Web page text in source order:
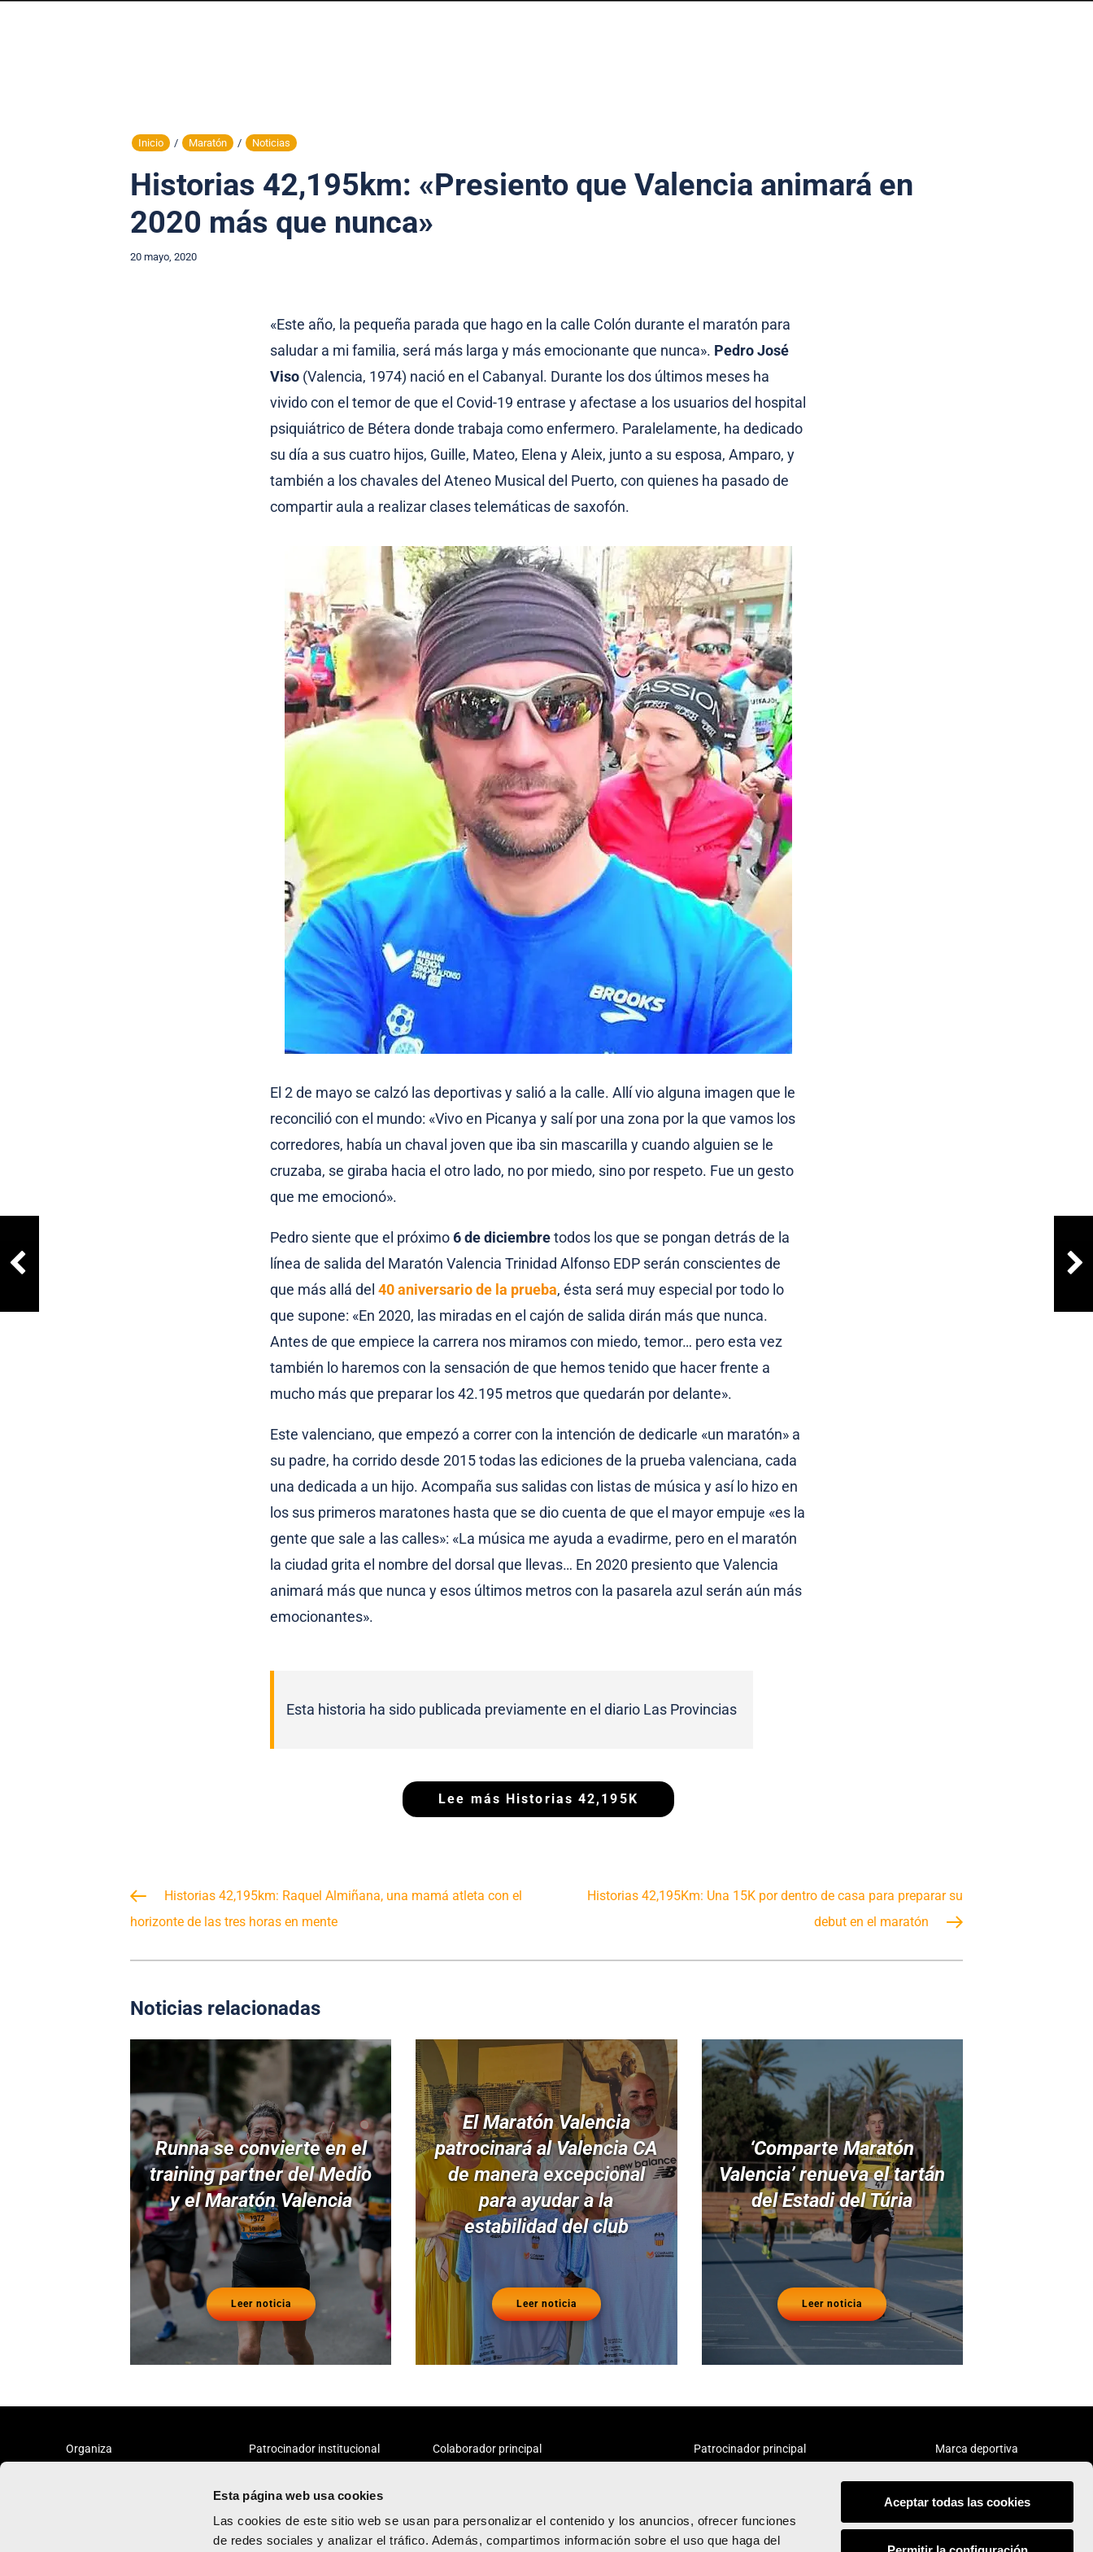
Esta página web usa cookies
Las cookies de este sitio web se usan para personalizar el contenido y los anuncios, ofrecer funciones
de redes sociales y analizar el tráfico. Además, compartimos información sobre el uso que haga del
Aceptar todas las cookies
Inicio / Maratón / Noticias
Historias 42,195km: «Presiento que Valencia animará en
2020 más que nunca»
20 mayo, 2020
«Este año, la pequeña parada que hago en la calle Colón durante el maratón para
saludar a mi familia, será más larga y más emocionante que nunca». Pedro José
Viso (Valencia, 1974) nació en el Cabanyal. Durante los dos últimos meses ha
vivido con el temor de que el Covid-19 entrase y afectase a los usuarios del hospital
psiquiátrico de Bétera donde trabaja como enfermero. Paralelamente, ha dedicado
su día a sus cuatro hijos, Guille, Mateo, Elena y Aleix, junto a su esposa, Amparo, y
también a los chavales del Ateneo Musical del Puerto, con quienes ha pasado de
compartir aula a realizar clases telemáticas de saxofón.
El 2 de mayo se calzó las deportivas y salió a la calle. Allí vio alguna imagen que le
reconcilió con el mundo: «Vivo en Picanya y salí por una zona por la que vamos los
corredores, había un chaval joven que iba sin mascarilla y cuando alguien se le
cruzaba, se giraba hacia el otro lado, no por miedo, sino por respeto. Fue un gesto
que me emocionó».
Pedro siente que el próximo6 de diciembretodos los que se pongan detrás de la
línea de salida del Maratón Valencia Trinidad Alfonso EDP serán conscientes de
que más allá del 40 aniversario de la prueba, ésta será muy especial por todo lo
que supone: «En 2020, las miradas en el cajón de salida dirán más que nunca.
Antes de que empiece la carrera nos miramos con miedo, temor… pero esta vez
también lo haremos con la sensación de que hemos tenido que hacer frente a
mucho más que preparar los 42.195 metros que quedarán por delante».
Este valenciano, que empezó a correr con la intención de dedicarle «un maratón» a
su padre, ha corrido desde 2015 todas las ediciones de la prueba valenciana, cada
una dedicada a un hijo. Acompaña sus salidas con listas de música y así lo hizo en
los sus primeros maratones hasta que se dio cuenta de que el mayor empuje «es la
gente que sale a las calles»: «La música me ayuda a evadirme, pero en el maratón
la ciudad grita el nombre del dorsal que llevas… En 2020 presiento que Valencia
animará más que nunca y esos últimos metros con la pasarela azul serán aún más
emocionantes».
Esta historia ha sido publicada previamente en el diario Las Provincias​
Lee más Historias 42,195K
Historias 42,195km: Raquel Almiñana, una mamá atleta con el
horizonte de las tres horas en mente
Historias 42,195Km: Una 15K por dentro de casa para preparar su
debut en el maratón
Noticias relacionadas
Runna se convierte en el
training partner del Medio
y el Maratón Valencia
Leer noticia
El Maratón Valencia
patrocinará al Valencia CA
de manera excepcional
para ayudar a la
estabilidad del club
Leer noticia
‘Comparte Maratón
Valencia’ renueva el tartán
del Estadi del Túria
Leer noticia
Organiza Patrocinador institucional Colaborador principal Patrocinador principal Marca deportiva